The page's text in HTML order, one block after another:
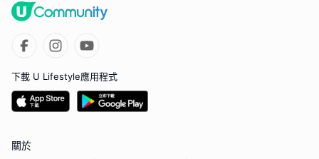
下載 U Lifestyle應用程式
關於